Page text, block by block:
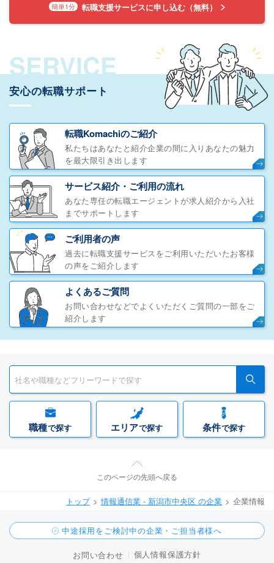
簡単1分 転職支援サービスに申し込む（無料）
SERVICE
安心の転職サポート
転職Komachiのご紹介
私たちはあなたと紹介企業の間に入りあなたの魅力
を最大限引き出します
サービス紹介・ご利用の流れ
あなた専任の転職エージェントが求人紹介から入社
までサポートします
ご利用者の声
過去に転職支援サービスをご利用いただいたお客様
の声をご紹介します
よくあるご質問
お問い合わせなどでよくいただくご質問の一部をご
紹介します
職種で探す エリアで探す 条件で探す
このページの先頭へ戻る
トップ 情報通信業 - 新潟市中央区 の企業 企業情報
中途採用をご検討中の企業・ご担当者様へ
お問い合わせ 個人情報保護方針